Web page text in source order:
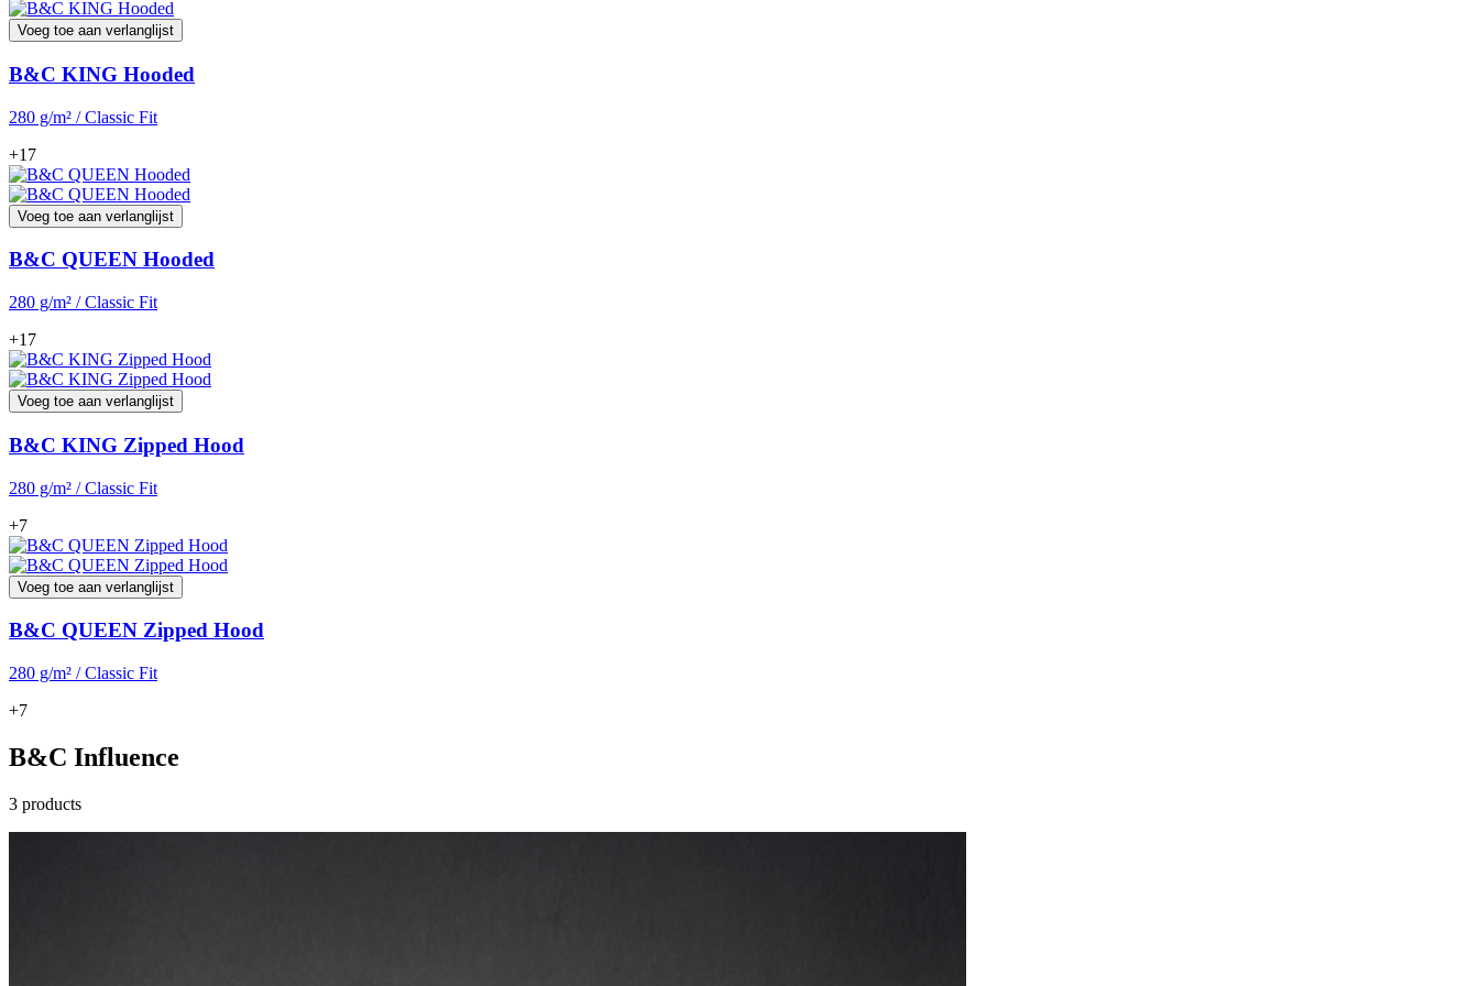
Voeg toe aan verlanglijst
B&C KING Hooded
280 g/m² / Classic Fit
+17
Voeg toe aan verlanglijst
B&C QUEEN Hooded
280 g/m² / Classic Fit
+17
Voeg toe aan verlanglijst
B&C KING Zipped Hood
280 g/m² / Classic Fit
+7
Voeg toe aan verlanglijst
B&C QUEEN Zipped Hood
280 g/m² / Classic Fit
+7
B&C Influence
3 products